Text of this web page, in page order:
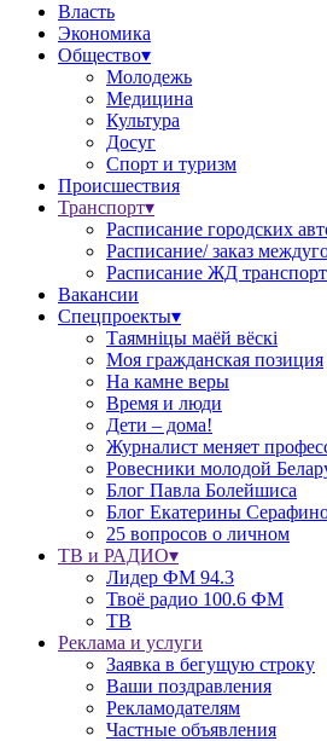
Власть
Экономика
Общество▾
Молодежь
Медицина
Культура
Досуг
Спорт и туризм
Происшествия
Транспорт▾
Расписание городских
Расписание/ заказ
Расписание ЖД
Вакансии
Спецпроекты▾
Таямніцы маёй вёскі
Моя гражданская позиция
На камне веры
Время и люди
Дети – дома!
Журналист меняет
Ровесники молодой
Блог Павла Болейшиса
Блог Екатерины
25 вопросов о личном
ТВ и РАДИО▾
Лидер ФМ 94.3
Твоё радио 100.6 ФМ
ТВ
Реклама и услуги
Заявка в бегущую строку
Ваши поздравления
Рекламодателям
Частные объявления